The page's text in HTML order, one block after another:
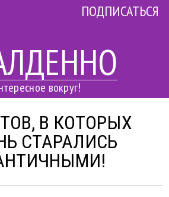
вокруг!
ПОДПИСАТЬСЯ
В КОТОРЫХ
СТАРАЛИСЬ